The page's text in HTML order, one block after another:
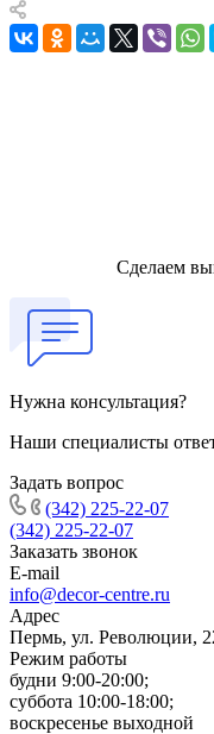
Сделаем
Нужна консультация?
Наши специалисты
Задать вопрос
(342) 225-22-07
(342) 225-22-07
Заказать звонок
E-mail
info@decor-centre.ru
Адрес
Пермь, ул. Революции,
Режим работы
будни 9:00-20:00;
суббота 10:00-18:00;
воскресенье выходной